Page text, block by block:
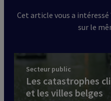
Cet article vous a intéressé
sur le
Secteur public
Les catastrophes
et les villes belges